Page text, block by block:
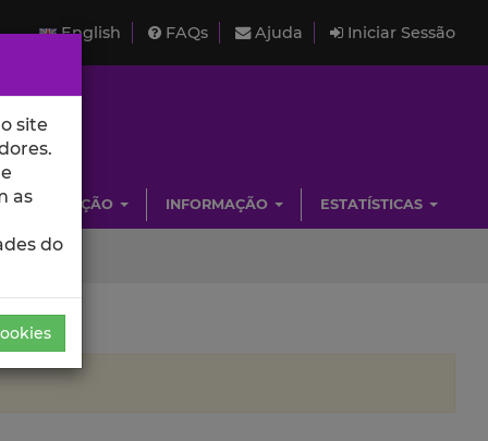
English FAQs Ajuda Iniciar Sessão
INVESTIGAÇÃO INFORMAÇÃO ESTATÍSTICAS
site
as
do